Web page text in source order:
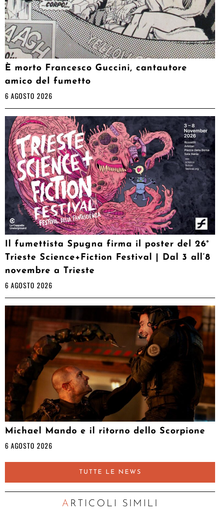
È morto Francesco Guccini, cantautore
amico del fumetto
6 AGOSTO 2026
Il fumettista Spugna firma il poster del 26°
Trieste Science+Fiction Festival | Dal 3 all’8
novembre a Trieste
6 AGOSTO 2026
Michael Mando e il ritorno dello Scorpione
6 AGOSTO 2026
TUTTE LE NEWS
ARTICOLI SIMILI